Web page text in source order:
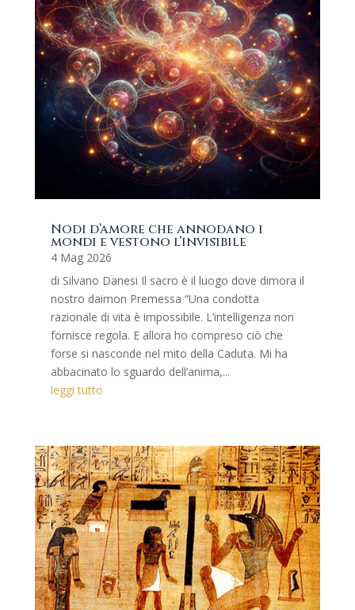
Nodi d’amore che annodano i
mondi e vestono l’invisibile
4 Mag 2026
di Silvano Danesi Il sacro è il luogo dove dimora il
nostro daimon Premessa “Una condotta
razionale di vita è impossibile. L’intelligenza non
fornisce regola. E allora ho compreso ciò che
forse si nasconde nel mito della Caduta. Mi ha
abbacinato lo sguardo dell’anima,...
leggi tutto